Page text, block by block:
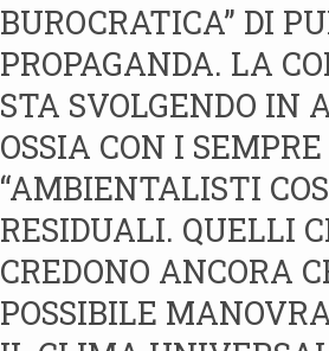
BUROCRATICA” DI
PROPAGANDA. LA
STA SVOLGENDO IN
OSSIA CON I
“AMBIENTALISTI
RESIDUALI. QUELLI
CREDONO ANCORA
POSSIBILE